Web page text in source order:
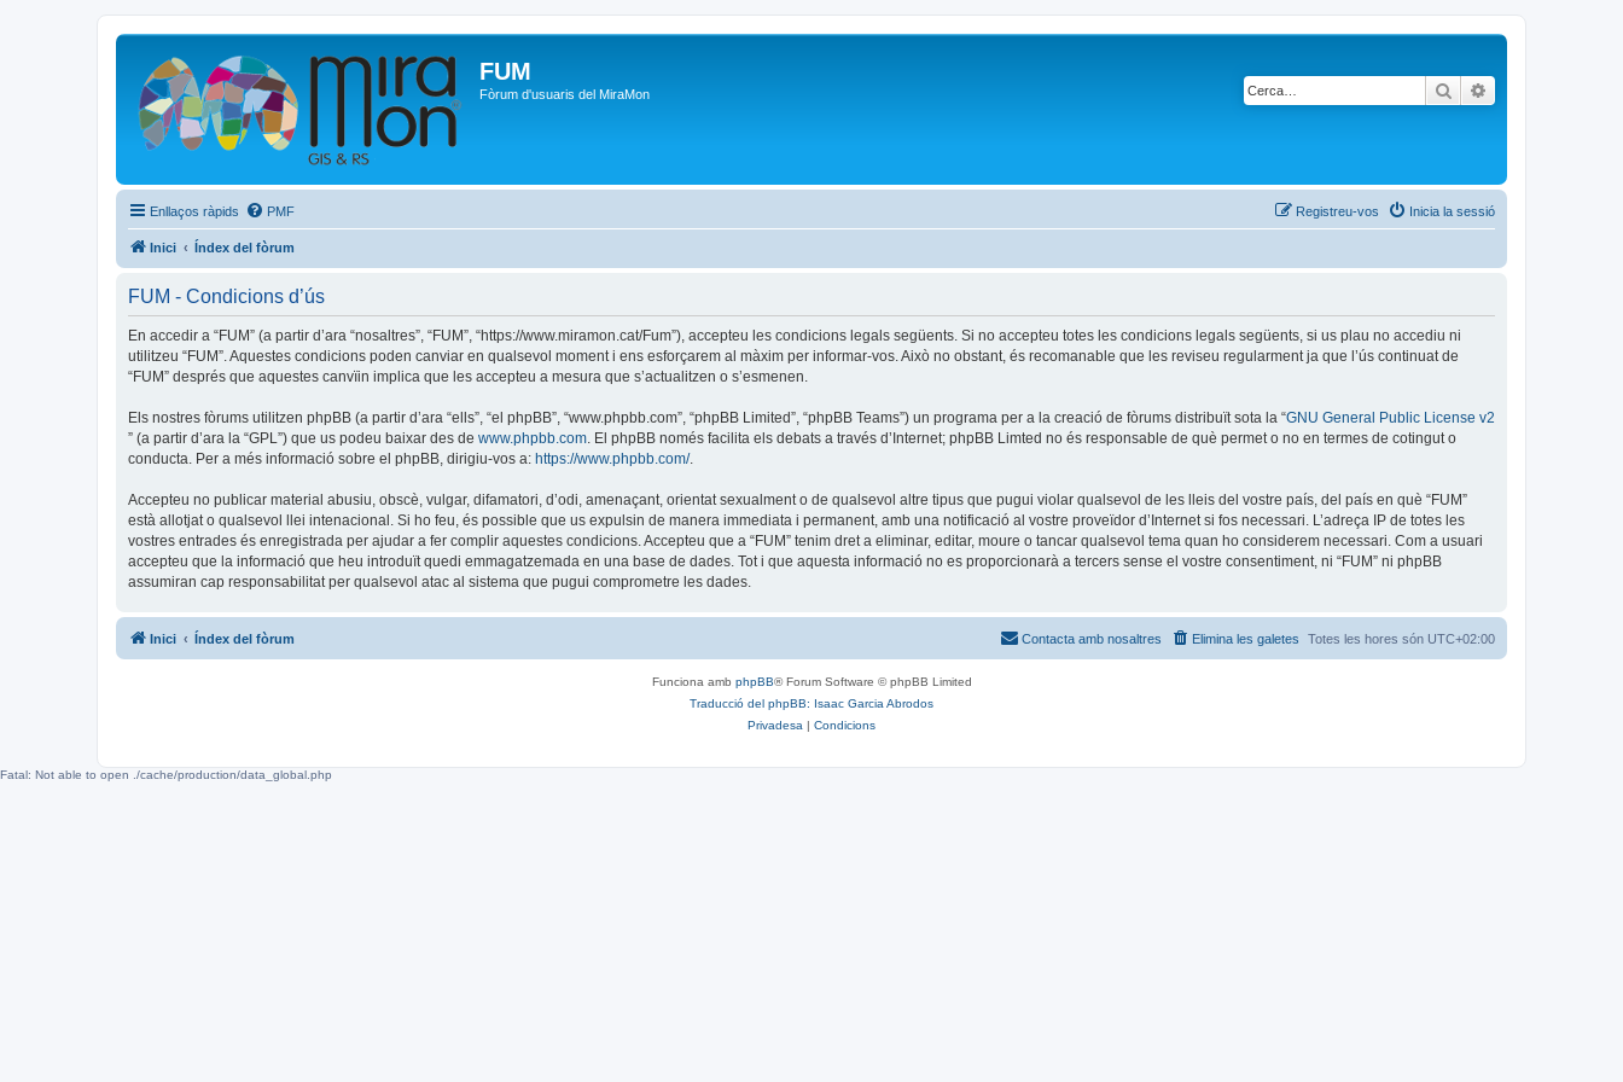
FUM
Fòrum d'usuaris del MiraMon Cerca
Enllaços ràpids PMF Inicia la sessió
Registreu-vos
Inici Índex del fòrum
FUM - Condicions d’ús
En accedir a “FUM” (a partir d’ara “nosaltres”, “FUM”, “https://www.miramon.cat/Fum”), accepteu les condicions legals següents. Si no accepteu totes les condicions legals següents, si us plau no accediu ni
utilitzeu “FUM”. Aquestes condicions poden canviar en qualsevol moment i ens esforçarem al màxim per informar-vos. Això no obstant, és recomanable que les reviseu regularment ja que l’ús continuat de
“FUM” després que aquestes canvïin implica que les accepteu a mesura que s’actualitzen o s’esmenen.
Els nostres fòrums utilitzen phpBB (a partir d’ara “ells”, “el phpBB”, “www.phpbb.com”, “phpBB Limited”, “phpBB Teams”) un programa per a la creació de fòrums distribuït sota la “GNU General Public License v2
” (a partir d’ara la “GPL”) que us podeu baixar des de www.phpbb.com. El phpBB només facilita els debats a través d’Internet; phpBB Limted no és responsable de què permet o no en termes de cotingut o
conducta. Per a més informació sobre el phpBB, dirigiu-vos a: https://www.phpbb.com/.
Accepteu no publicar material abusiu, obscè, vulgar, difamatori, d’odi, amenaçant, orientat sexualment o de qualsevol altre tipus que pugui violar qualsevol de les lleis del vostre país, del país en què “FUM”
està allotjat o qualsevol llei intenacional. Si ho feu, és possible que us expulsin de manera immediata i permanent, amb una notificació al vostre proveïdor d’Internet si fos necessari. L’adreça IP de totes les
vostres entrades és enregistrada per ajudar a fer complir aquestes condicions. Accepteu que a “FUM” tenim dret a eliminar, editar, moure o tancar qualsevol tema quan ho considerem necessari. Com a usuari
accepteu que la informació que heu introduït quedi emmagatzemada en una base de dades. Tot i que aquesta informació no es proporcionarà a tercers sense el vostre consentiment, ni “FUM” ni phpBB
assumiran cap responsabilitat per qualsevol atac al sistema que pugui comprometre les dades.
Inici Índex del fòrum Totes les hores són UTC+02:00
Elimina les galetes
Contacta amb nosaltres
Funciona amb phpBB® Forum Software © phpBB Limited
Traducció del phpBB: Isaac Garcia Abrodos
Privadesa | Condicions
Fatal: Not able to open ./cache/production/data_global.php